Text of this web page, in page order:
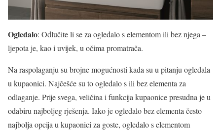
Ogledalo: Odlučite li se za ogledalo s elementom ili bez njega –
ljepota je, kao i uvijek, u očima promatrača.
Na raspolaganju su brojne mogućnosti kada su u pitanju ogledala
u kupaonici. Najčešće su to ogledalo s ili bez elementa za
odlaganje. Prije svega, veličina i funkcija kupaonice presudna je u
odabiru najboljeg rješenja. Iako je ogledalo bez elementa često
najbolja opcija u kupaonici za goste, ogledalo s elementom